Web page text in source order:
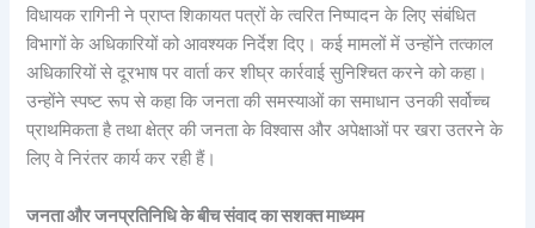
विधायक रागिनी ने प्राप्त शिकायत पत्रों के त्वरित निष्पादन के लिए संबंधित
विभागों के अधिकारियों को आवश्यक निर्देश दिए। कई मामलों में उन्होंने तत्काल
अधिकारियों से दूरभाष पर वार्ता कर शीघ्र कार्रवाई सुनिश्चित करने को कहा।
उन्होंने स्पष्ट रूप से कहा कि जनता की समस्याओं का समाधान उनकी सर्वोच्च
प्राथमिकता है तथा क्षेत्र की जनता के विश्वास और अपेक्षाओं पर खरा उतरने के
लिए वे निरंतर कार्य कर रही हैं।
जनता और जनप्रतिनिधि के बीच संवाद का सशक्त माध्यम